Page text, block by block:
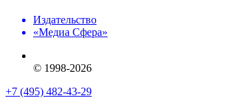
Издательство
«Медиа Сфера»
© 1998-2026
+7 (495) 482-43-29